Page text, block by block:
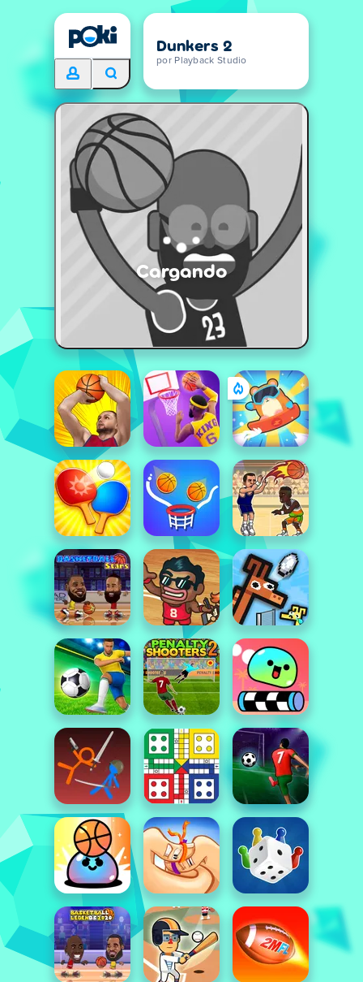
Dunkers 2
por Playback Studio
Cargando